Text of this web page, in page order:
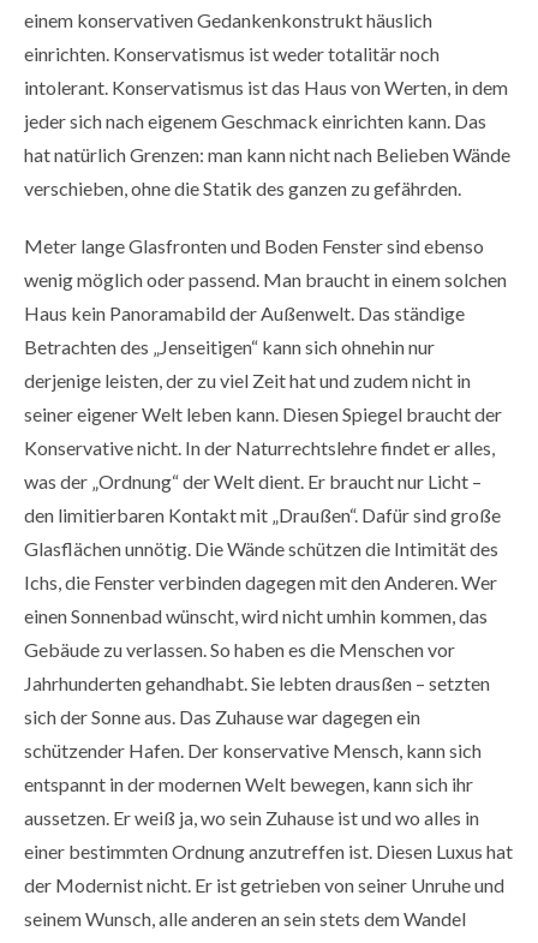
einem konservativen Gedankenkonstrukt häuslich
einrichten. Konservatismus ist weder totalitär noch
intolerant. Konservatismus ist das Haus von Werten, in dem
jeder sich nach eigenem Geschmack einrichten kann. Das
hat natürlich Grenzen: man kann nicht nach Belieben Wände
verschieben, ohne die Statik des ganzen zu gefährden.
Meter lange Glasfronten und Boden Fenster sind ebenso
wenig möglich oder passend. Man braucht in einem solchen
Haus kein Panoramabild der Außenwelt. Das ständige
Betrachten des „Jenseitigen“ kann sich ohnehin nur
derjenige leisten, der zu viel Zeit hat und zudem nicht in
seiner eigener Welt leben kann. Diesen Spiegel braucht der
Konservative nicht. In der Naturrechtslehre findet er alles,
was der „Ordnung“ der Welt dient. Er braucht nur Licht –
den limitierbaren Kontakt mit „Draußen“. Dafür sind große
Glasflächen unnötig. Die Wände schützen die Intimität des
Ichs, die Fenster verbinden dagegen mit den Anderen. Wer
einen Sonnenbad wünscht, wird nicht umhin kommen, das
Gebäude zu verlassen. So haben es die Menschen vor
Jahrhunderten gehandhabt. Sie lebten drausßen – setzten
sich der Sonne aus. Das Zuhause war dagegen ein
schützender Hafen. Der konservative Mensch, kann sich
entspannt in der modernen Welt bewegen, kann sich ihr
aussetzen. Er weiß ja, wo sein Zuhause ist und wo alles in
einer bestimmten Ordnung anzutreffen ist. Diesen Luxus hat
der Modernist nicht. Er ist getrieben von seiner Unruhe und
seinem Wunsch, alle anderen an sein stets dem Wandel